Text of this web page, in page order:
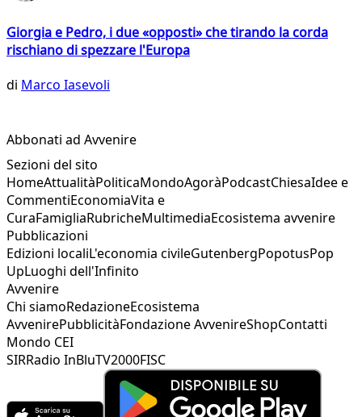
Giorgia e Pedro, i due «opposti» che tirando la corda
rischiano di spezzare l'Europa
di Marco Iasevoli
Abbonati ad Avvenire
Sezioni del sito
HomeAttualitàPoliticaMondoAgoràPodcastChiesaIdee e
CommentiEconomiaVita e
CuraFamigliaRubricheMultimediaEcosistema avvenire
Pubblicazioni
Edizioni localiL'economia civileGutenbergPopotusPop
UpLuoghi dell'Infinito
Avvenire
Chi siamoRedazioneEcosistema
AvvenirePubblicitàFondazione AvvenireShopContatti
Mondo CEI
SIRRadio InBluTV2000FISC